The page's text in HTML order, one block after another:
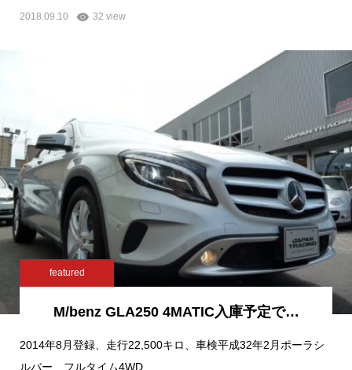
2018.09.10 32 view
featured
M/benz GLA250 4MATIC入庫予定で…
2014年8月登録、走行22,500キロ、車検平成32年2月ポーラシ
ルバー、フルタイム4WD…